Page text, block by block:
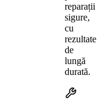
reparații
sigure,
cu
rezultate
de
lungă
durată.